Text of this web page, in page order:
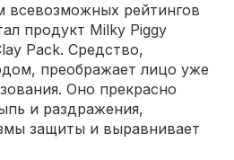
всевозможных рейтингов
продукт Milky Piggy
Pack. Средство,
преображает лицо уже
Оно прекрасно
и раздражения,
защиты и выравнивает